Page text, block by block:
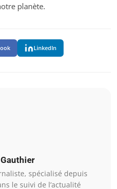
planète.
LinkedIn
spécialisé depuis
le suivi de l’actualité